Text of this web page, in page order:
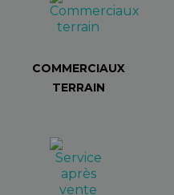
COMMERCIAUX
TERRAIN